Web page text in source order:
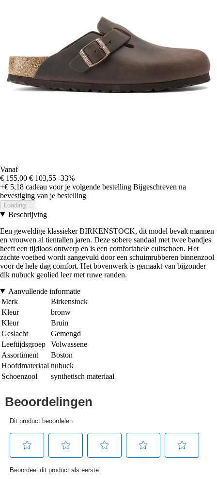
Vanaf
€ 155,00 € 103,55 -33%
+€ 5,18 cadeau voor je volgende bestelling Bijgeschreven na
bevestiging van je bestelling
Loading...
Beschrijving
Een geweldige klassieker BIRKENSTOCK, dit model bevalt mannen
en vrouwen al tientallen jaren. Deze sobere sandaal met twee bandjes
heeft een tijdloos ontwerp en is een comfortabele cultschoen. Het
zachte voetbed wordt aangevuld door een schuimrubberen binnenzool
voor de hele dag comfort. Het bovenwerk is gemaakt van bijzonder
dik nubuck geolied leer met ruwe randen.
Aanvullende informatie
Merk
Birkenstock
Kleur
bronw
Kleur
Bruin
Geslacht
Gemengd
Leeftijdsgroep
Volwassene
Assortiment
Boston
Hoofdmateriaal nubuck
Schoenzool
synthetisch materiaal